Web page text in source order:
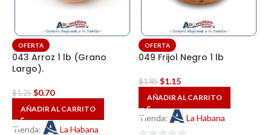
OFERTA
043 Arroz 1 lb (Grano
Largo).
$1.25 $0.70
AÑADIR AL CARRITO
Tienda: La Habana
OFERTA
049 Frijol Negro 1 lb
$1.85 $1.15
AÑADIR AL CARRITO
Tienda: La Habana